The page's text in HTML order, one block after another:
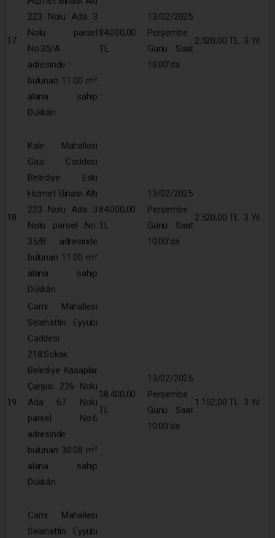
17
223 Nolu Ada 3
Nolu parsel
No:35/A
adresinde
bulunan 11.00 m²
alana sahip
Dükkân
84.000,00
TL
13/02/2025
Perşembe
Günü Saat
10:00’da
2.520,00 TL 3 Yıl
18
Kale Mahallesi
Gazi Caddesi
Belediye Eski
Hizmet Binası Altı
223 Nolu Ada 3
Nolu parsel No:
35/B adresinde
bulunan 11.00 m²
alana sahip
Dükkân
84.000,00
TL
13/02/2025
Perşembe
Günü Saat
10:00’da
2.520,00 TL 3 Yıl
19
Cami Mahallesi
Selahattin Eyyubi
Caddesi
218.Sokak
Belediye Kasaplar
Çarşısı 226 Nolu
Ada 67 Nolu
parsel No:6
adresinde
bulunan 30.08 m²
alana sahip
Dükkân
38.400,00
TL
13/02/2025
Perşembe
Günü Saat
10:00’da
1.152,00 TL 3 Yıl
Cami Mahallesi
Selahattin Eyyubi